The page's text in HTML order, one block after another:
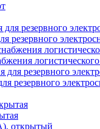
резервного
резервного